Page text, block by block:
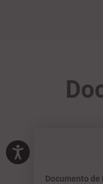
Documento de